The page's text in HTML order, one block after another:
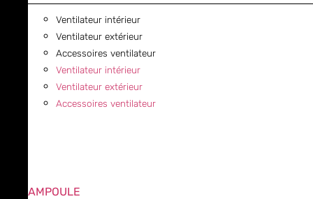
Ventilateur intérieur
Ventilateur extérieur
Accessoires ventilateur
Ventilateur intérieur
Ventilateur extérieur
Accessoires ventilateur
AMPOULE